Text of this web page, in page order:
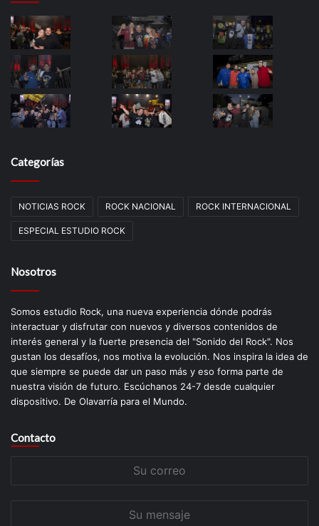
Categorías
NOTICIAS ROCK ROCK NACIONAL ROCK INTERNACIONAL
ESPECIAL ESTUDIO ROCK
Nosotros
Somos estudio Rock, una nueva experiencia dónde podrás
interactuar y disfrutar con nuevos y diversos contenidos de
interés general y la fuerte presencia del "Sonido del Rock". Nos
gustan los desafíos, nos motiva la evolución. Nos inspira la idea de
que siempre se puede dar un paso más y eso forma parte de
nuestra visión de futuro. Escúchanos 24-7 desde cualquier
dispositivo. De Olavarría para el Mundo.
Contacto